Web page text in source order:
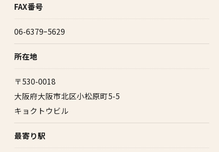
FAX番号
06-6379ｰ5629
所在地
〒530-0018
大阪府大阪市北区小松原町5-5
キョクトウビル
最寄り駅